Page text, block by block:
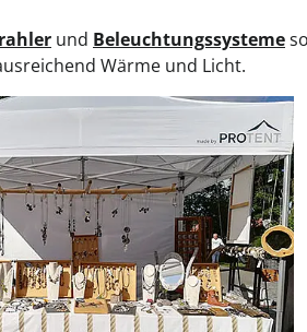
und Beleuchtungssysteme
Wärme und Licht.